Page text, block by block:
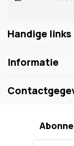
Handige links
Informatie